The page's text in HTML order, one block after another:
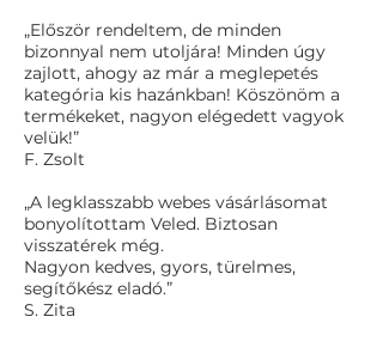
„Először rendeltem, de minden
bizonnyal nem utoljára! Minden úgy
zajlott, ahogy az már a meglepetés
kategória kis hazánkban! Köszönöm a
termékeket, nagyon elégedett vagyok
velük!”
F. Zsolt
„A legklasszabb webes vásárlásomat
bonyolítottam Veled. Biztosan
visszatérek még.
Nagyon kedves, gyors, türelmes,
segítőkész eladó.”
S. Zita